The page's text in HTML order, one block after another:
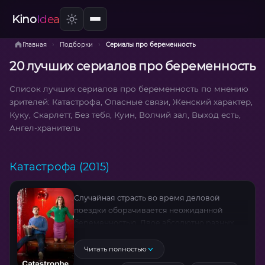
KinoIdea
Главная › Подборки › Сериалы про беременность
20 лучших сериалов про беременность
Список лучших сериалов про беременность по мнению
зрителей: Катастрофа, Опасные связи, Женский характер,
Куку, Скарлетт, Без тебя, Куин, Волчий зал, Выход есть,
Ангел-хранитель
Катастрофа (2015)
Случайная страсть во время деловой
поездки оборачивается неожиданной
беременностью. Двое абсолютно разных
американский рекламщик — решают
попробовать стать парой. Но путь от первых
Читать полностью